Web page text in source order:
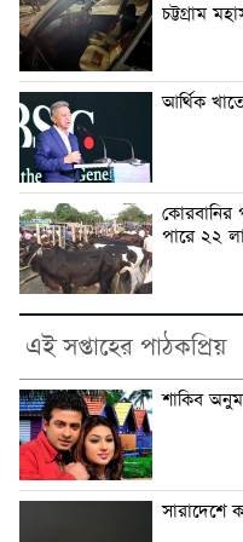
চট্টগ্রাম
আর্থিক
কোরবানির
পারে ২২
এই সপ্তাহের পাঠকপ্রিয়
শাকিব
সারাদেশে